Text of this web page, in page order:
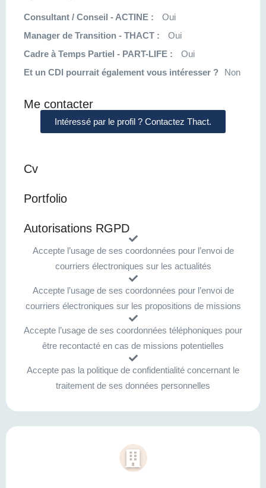
Consultant / Conseil - ACTINE :
Oui
Manager de Transition - THACT :
Oui
Cadre à Temps Partiel - PART-LIFE :
Oui
Et un CDI pourrait également vous intéresser ?
Non
Me contacter
Intéressé par le profil ? Contactez Thact.
Cv
Portfolio
Autorisations RGPD
Accepte l’usage de ses coordonnées pour l’envoi de
courriers électroniques sur les actualités
Accepte l’usage de ses coordonnées pour l’envoi de
courriers électroniques sur les propositions de missions
Accepte l’usage de ses coordonnées téléphoniques pour
être recontacté en cas de missions potentielles
Accepte pas la politique de confidentialité concernant le
traitement de ses données personnelles